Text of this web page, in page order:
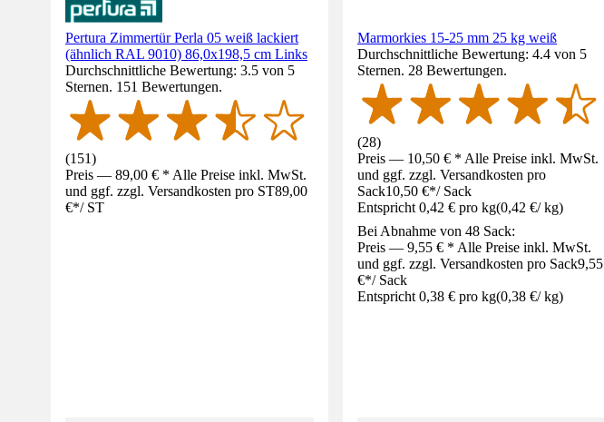
Pertura Zimmertür Perla 05 weiß lackiert
(ähnlich RAL 9010) 86,0x198,5 cm Links
Durchschnittliche Bewertung: 3.5 von 5
Sternen. 151 Bewertungen.
(151)
Preis — 89,00 € * Alle Preise inkl. MwSt.
und ggf. zzgl. Versandkosten pro ST89,00
€*/ ST
Marmorkies 15-25 mm 25 kg weiß
Durchschnittliche Bewertung: 4.4 von 5
Sternen. 28 Bewertungen.
(28)
Preis — 10,50 € * Alle Preise inkl. MwSt.
und ggf. zzgl. Versandkosten pro
Sack10,50 €*/ Sack
Entspricht 0,42 € pro kg(0,42 €/ kg)
Bei Abnahme von 48 Sack:
Preis — 9,55 € * Alle Preise inkl. MwSt.
und ggf. zzgl. Versandkosten pro Sack9,55
€*/ Sack
Entspricht 0,38 € pro kg(0,38 €/ kg)